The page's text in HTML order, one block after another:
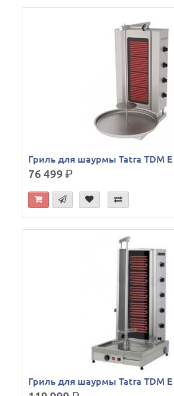
Гриль для шаурмы Tatra TDM E
76 499р.
Гриль для шаурмы Tatra TDM E